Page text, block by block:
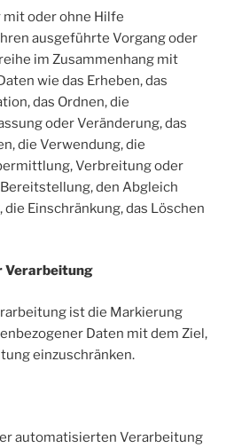
oder ohne Hilfe
ausgeführte Vorgang oder
im Zusammenhang mit
wie das Erheben, das
das Ordnen, die
oder Veränderung, das
die Verwendung, die
Verbreitung oder
den Abgleich
Einschränkung, das Löschen
Verarbeitung
ist die Markierung
Daten mit dem Ziel,
einzuschränken.
automatisierten Verarbeitung